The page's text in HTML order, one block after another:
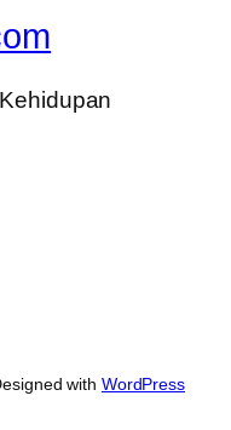
with WordPress